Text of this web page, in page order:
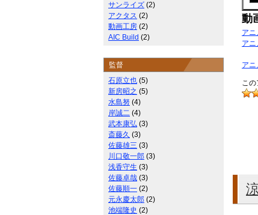
動
ア
ア
ア
こ
サンライズ (2)
アクタス (2)
動画工房 (2)
AIC Build (2)
監督
石原立也 (5)
新房昭之 (5)
水島努 (4)
岸誠二 (4)
武本康弘 (3)
斎藤久 (3)
佐藤雄三 (3)
川口敬一郎 (3)
浅香守生 (3)
佐藤卓哉 (3)
佐藤順一 (2)
元永慶太郎 (2)
池端隆史 (2)